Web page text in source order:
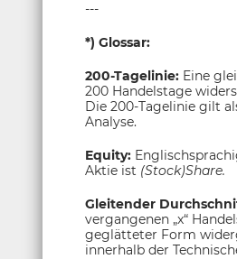
---
*) Glossar:
200-Tagelinie: Eine
200 Handelstage
Die 200-Tagelinie gilt
Analyse.
Equity:
Aktie ist (Stock)Share.
Gleitender
vergangenen „x“
geglätteter Form
innerhalb der